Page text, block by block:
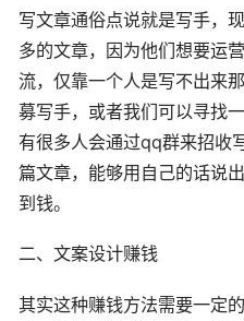
写文章通俗点说就是写手，
多的文章，因为他们想要运
流，仅靠一个人是写不出来
募写手，或者我们可以寻找
有很多人会通过qq群来招收
篇文章，能够用自己的话说
到钱。
二、文案设计赚钱
其实这种赚钱方法需要一定